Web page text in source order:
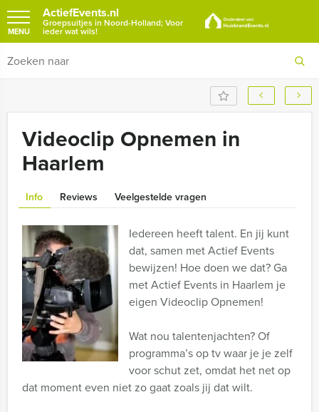
ActiefEvents.nl
Groepsuitjes in Noord-Holland; Voor
ieder wat wils!
MENU
Videoclip Opnemen in
Haarlem
Info Reviews Veelgestelde vragen
Iedereen heeft talent. En jij kunt
dat, samen met Actief Events
bewijzen! Hoe doen we dat? Ga
met Actief Events in Haarlem je
eigen Videoclip Opnemen!
Wat nou talentenjachten? Of
programma’s op tv waar je je zelf
voor schut zet, omdat het net op
dat moment even niet zo gaat zoals jij dat wilt.